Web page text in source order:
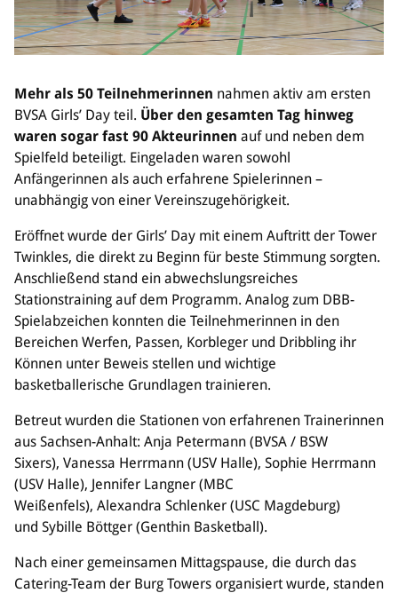
Projekte
Bildung
Info
Trainerwesen
Schiedsrichterwesen
Bildungsangebote im BVSA
Externe Bildungsangebote
Service
Stellenangebote
Downloads
Turnier- & Campbörse
FAQ
Kontakt
Vereinsfanshops
Mehr als 50 Teilnehmerinnen nahmen aktiv am ersten
BVSA Girls’ Day teil. Über den gesamten Tag hinweg
waren sogar fast 90 Akteurinnen auf und neben dem
Spielfeld beteiligt. Eingeladen waren sowohl
Anfängerinnen als auch erfahrene Spielerinnen –
unabhängig von einer Vereinszugehörigkeit.
Eröffnet wurde der Girls’ Day mit einem Auftritt der Tower
Twinkles, die direkt zu Beginn für beste Stimmung sorgten.
Anschließend stand ein abwechslungsreiches
Stationstraining auf dem Programm. Analog zum DBB-
Spielabzeichen konnten die Teilnehmerinnen in den
Bereichen Werfen, Passen, Korbleger und Dribbling ihr
Können unter Beweis stellen und wichtige
basketballerische Grundlagen trainieren.
Betreut wurden die Stationen von erfahrenen Trainerinnen
aus Sachsen-Anhalt: Anja Petermann (BVSA / BSW
Sixers), Vanessa Herrmann (USV Halle), Sophie Herrmann
(USV Halle), Jennifer Langner (MBC
Weißenfels), Alexandra Schlenker (USC Magdeburg)
und Sybille Böttger (Genthin Basketball).
Nach einer gemeinsamen Mittagspause, die durch das
Catering-Team der Burg Towers organisiert wurde, standen